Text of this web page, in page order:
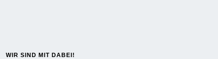
WIR SIND MIT DABEI!